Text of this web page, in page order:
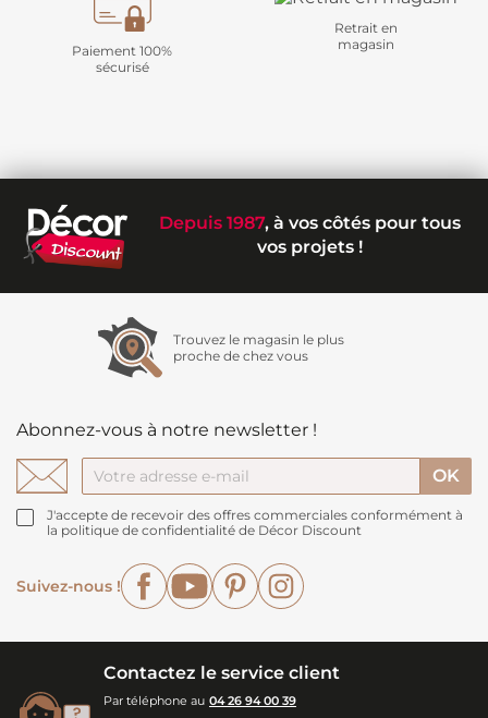
Paiement 100%
sécurisé
Retrait en
magasin
Depuis 1987, à vos côtés pour tous
vos projets !
Trouvez le magasin le plus
proche de chez vous
Abonnez-vous à notre newsletter !
J'accepte de recevoir des offres commerciales conformément à
la politique de confidentialité de Décor Discount
Suivez-nous !
FacebookYouTubePinterest
Contactez le service client
Par téléphone au 04 26 94 00 39